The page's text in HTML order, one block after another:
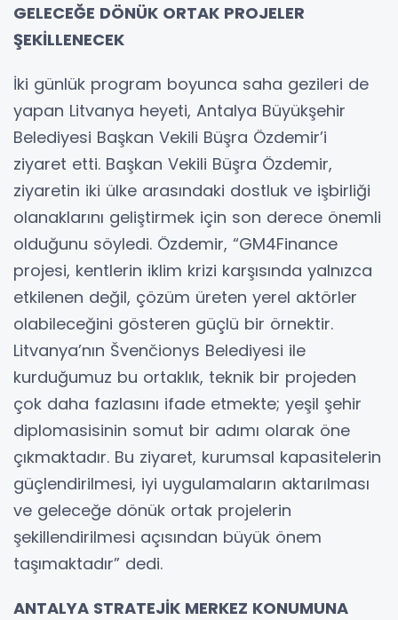
GELECEĞE DÖNÜK ORTAK PROJELER
ŞEKİLLENECEK
İki günlük program boyunca saha gezileri de
yapan Litvanya heyeti, Antalya Büyükşehir
Belediyesi Başkan Vekili Büşra Özdemir’i
ziyaret etti. Başkan Vekili Büşra Özdemir,
ziyaretin iki ülke arasındaki dostluk ve işbirliği
olanaklarını geliştirmek için son derece önemli
olduğunu söyledi. Özdemir, “GM4Finance
projesi, kentlerin iklim krizi karşısında yalnızca
etkilenen değil, çözüm üreten yerel aktörler
olabileceğini gösteren güçlü bir örnektir.
Litvanya’nın Švenčionys Belediyesi ile
kurduğumuz bu ortaklık, teknik bir projeden
çok daha fazlasını ifade etmekte; yeşil şehir
diplomasisinin somut bir adımı olarak öne
çıkmaktadır. Bu ziyaret, kurumsal kapasitelerin
güçlendirilmesi, iyi uygulamaların aktarılması
ve geleceğe dönük ortak projelerin
şekillendirilmesi açısından büyük önem
taşımaktadır” dedi.
ANTALYA STRATEJİK MERKEZ KONUMUNA